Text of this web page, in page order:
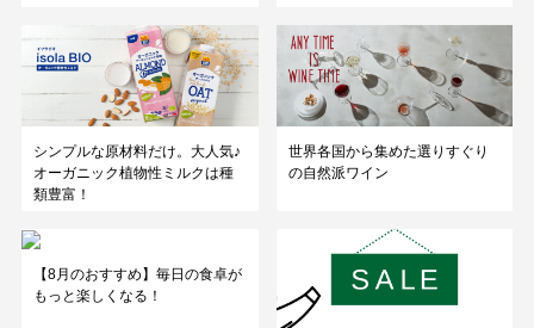
シンプルな原材料だけ。大人気♪
オーガニック植物性ミルクは種
類豊富！
世界各国から集めた選りすぐり
の自然派ワイン
【8月のおすすめ】毎日の食卓が
もっと楽しくなる！